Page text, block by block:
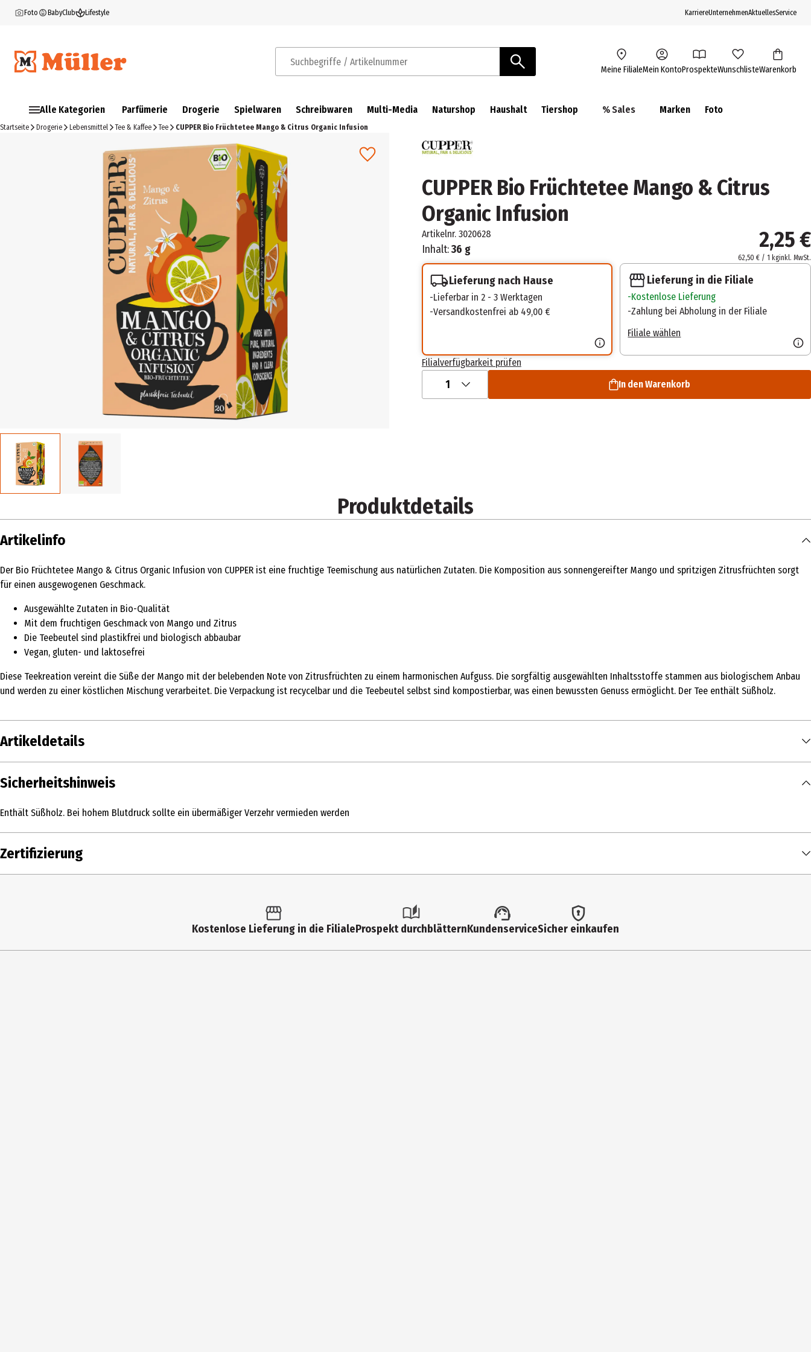
Foto BabyClub Lifestyle KarriereUnternehmenAktuellesService
Suchbegriffe / Artikelnummer Meine FilialeMein KontoProspekteWunschlisteWarenkorb
Alle Kategorien Parfümerie Drogerie Spielwaren Schreibwaren Multi-Media Naturshop Haushalt Tiershop % Sales Marken Foto
Startseite Drogerie Lebensmittel Tee & Kaffee Tee CUPPER Bio Früchtetee Mango & Citrus Organic Infusion
CUPPER Bio Früchtetee Mango & Citrus
Organic Infusion
Artikelnr. 3020628
Inhalt:36 g 2,25 €
62,50 € / 1 kginkl. MwSt.
Lieferung nach Hause
Lieferbar in 2 - 3 Werktagen
Versandkostenfrei ab 49,00 €
Lieferung in die Filiale
Kostenlose Lieferung
Zahlung bei Abholung in der Filiale
Filiale wählen
Filialverfügbarkeit prüfen
1 In den Warenkorb
Produktdetails
Artikelinfo
Der Bio Früchtetee Mango & Citrus Organic Infusion von CUPPER ist eine fruchtige Teemischung aus natürlichen Zutaten. Die Komposition aus sonnengereifter Mango und spritzigen Zitrusfrüchten sorgt
für einen ausgewogenen Geschmack.
Ausgewählte Zutaten in Bio-Qualität
Mit dem fruchtigen Geschmack von Mango und Zitrus
Die Teebeutel sind plastikfrei und biologisch abbaubar
Vegan, gluten- und laktosefrei
Diese Teekreation vereint die Süße der Mango mit der belebenden Note von Zitrusfrüchten zu einem harmonischen Aufguss. Die sorgfältig ausgewählten Inhaltsstoffe stammen aus biologischem Anbau
und werden zu einer köstlichen Mischung verarbeitet. Die Verpackung ist recycelbar und die Teebeutel selbst sind kompostierbar, was einen bewussten Genuss ermöglicht. Der Tee enthält Süßholz.
Artikeldetails
Inhalt 36 g
Sicherheitshinweis
Enthält Süßholz. Bei hohem Blutdruck sollte ein übermäßiger Verzehr vermieden werden
Zertifizierung
Kostenlose Lieferung in die FilialeProspekt durchblätternKundenserviceSicher einkaufen